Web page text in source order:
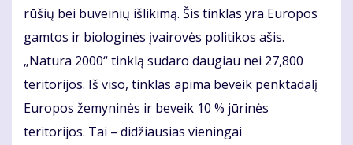
rūšių bei buveinių išlikimą. Šis tinklas yra Europos
gamtos ir biologinės įvairovės politikos ašis.
„Natura 2000“ tinklą sudaro daugiau nei 27,800
teritorijos. Iš viso, tinklas apima beveik penktadalį
Europos žemyninės ir beveik 10 % jūrinės
teritorijos. Tai – didžiausias vieningai